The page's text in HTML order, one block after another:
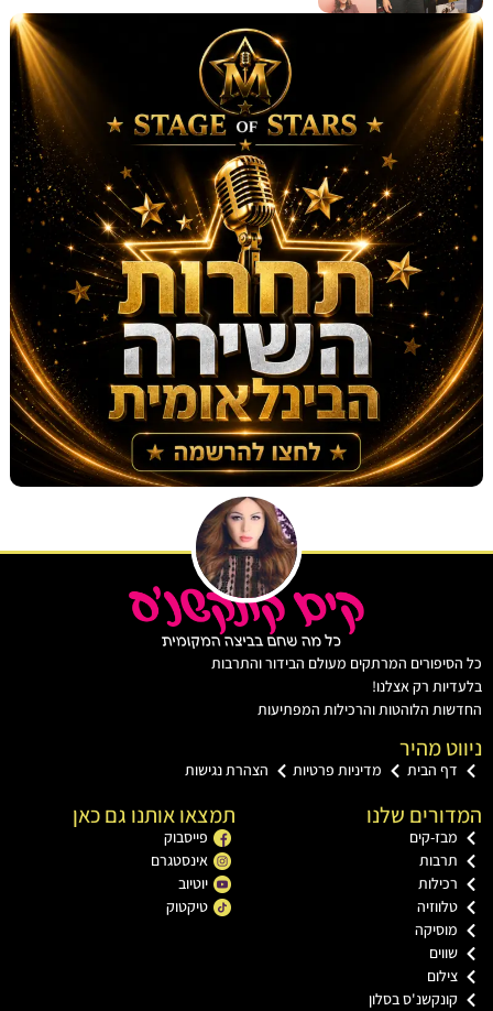
המרתקים מעולם הבידור והתרבות
רק אצלנו!
הלוהטות והרכילות המפתיעות
מהיר
הבית מדיניות פרטיות הצהרת נגישות
שלנו
קים
בסלון
תמצאו אותנו גם כאן
פייסבוק
אינסטגרם
יוטיוב
טיקטוק